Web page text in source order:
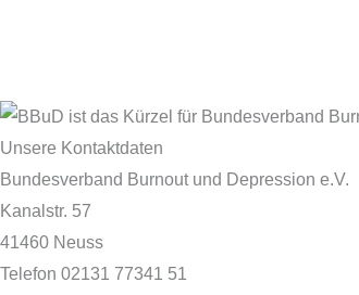
Unsere Kontaktdaten
Bundesverband Burnout und Depression e.V.
Kanalstr. 57
41460 Neuss
Telefon 02131 77341 51